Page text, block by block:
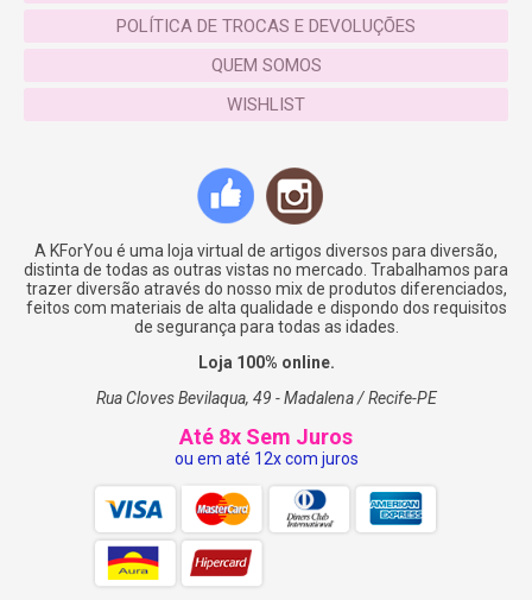
POLÍTICA DE TROCAS E DEVOLUÇÕES
QUEM SOMOS
WISHLIST
A KForYou é uma loja virtual de artigos diversos para diversão,
distinta de todas as outras vistas no mercado. Trabalhamos para
trazer diversão através do nosso mix de produtos diferenciados,
feitos com materiais de alta qualidade e dispondo dos requisitos
de segurança para todas as idades.
Loja 100% online.
Rua Cloves Bevilaqua, 49 - Madalena / Recife-PE
Até 8x Sem Juros
ou em até 12x com juros